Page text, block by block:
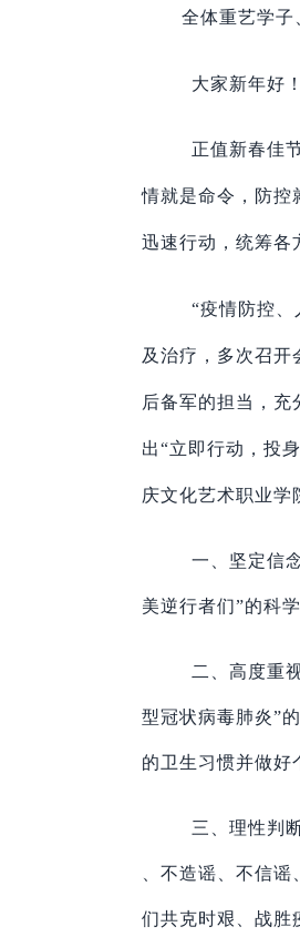
全体重艺学子
大家新年好！
正值新春佳
情就是命令，防控
迅速行动，统筹各
“疫情防控、
及治疗，多次召开
后备军的担当，
出“立即行动，投
庆文化艺术职业学
一、坚定信
美逆行者们”的科
二、高度重
型冠状病毒肺炎”
的卫生习惯并做好
三、理性判
、不造谣、不信
们共克时艰、战胜